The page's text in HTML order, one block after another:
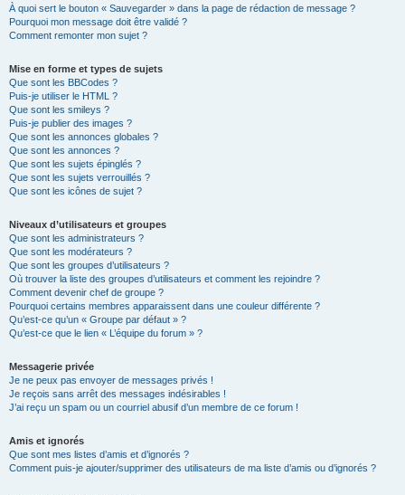
À quoi sert le bouton « Sauvegarder » dans la page de rédaction de message ?
Pourquoi mon message doit être validé ?
Comment remonter mon sujet ?
Mise en forme et types de sujets
Que sont les BBCodes ?
Puis-je utiliser le HTML ?
Que sont les smileys ?
Puis-je publier des images ?
Que sont les annonces globales ?
Que sont les annonces ?
Que sont les sujets épinglés ?
Que sont les sujets verrouillés ?
Que sont les icônes de sujet ?
Niveaux d’utilisateurs et groupes
Que sont les administrateurs ?
Que sont les modérateurs ?
Que sont les groupes d’utilisateurs ?
Où trouver la liste des groupes d’utilisateurs et comment les rejoindre ?
Comment devenir chef de groupe ?
Pourquoi certains membres apparaissent dans une couleur différente ?
Qu’est-ce qu’un « Groupe par défaut » ?
Qu’est-ce que le lien « L’équipe du forum » ?
Messagerie privée
Je ne peux pas envoyer de messages privés !
Je reçois sans arrêt des messages indésirables !
J’ai reçu un spam ou un courriel abusif d’un membre de ce forum !
Amis et ignorés
Que sont mes listes d’amis et d’ignorés ?
Comment puis-je ajouter/supprimer des utilisateurs de ma liste d’amis ou d’ignorés ?